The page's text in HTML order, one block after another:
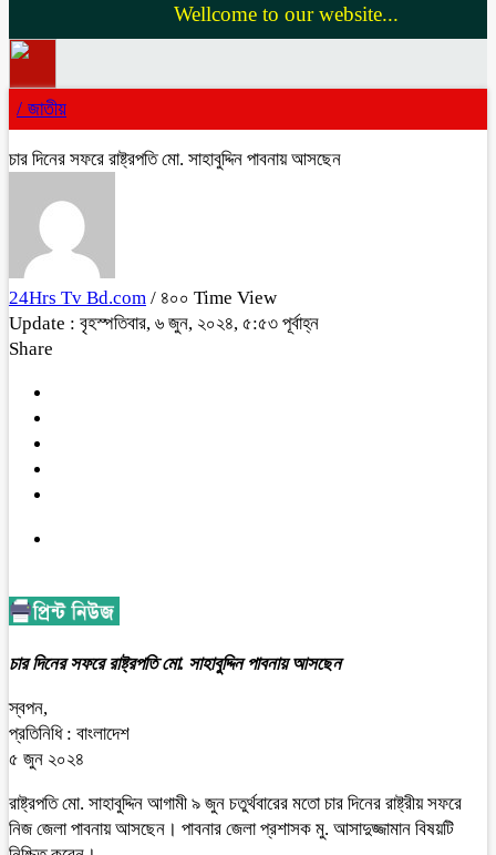
Wellcome to our website...
/ জাতীয়
চার দিনের সফরে রাষ্ট্রপতি মো. সাহাবুদ্দিন পাবনায় আসছেন
24Hrs Tv Bd.com / ৪০০ Time View
Update : বৃহস্পতিবার, ৬ জুন, ২০২৪, ৫:৫৩ পূর্বাহ্ন
Share
চার দিনের সফরে রাষ্ট্রপতি মো. সাহাবুদ্দিন পাবনায় আসছেন
স্বপন,
প্রতিনিধি : বাংলাদেশ
৫ জুন ২০২৪
রাষ্ট্রপতি মো. সাহাবুদ্দিন আগামী ৯ জুন চতুর্থবারের মতো চার দিনের রাষ্ট্রীয় সফরে
নিজ জেলা পাবনায় আসছেন। পাবনার জেলা প্রশাসক মু. আসাদুজ্জামান বিষয়টি